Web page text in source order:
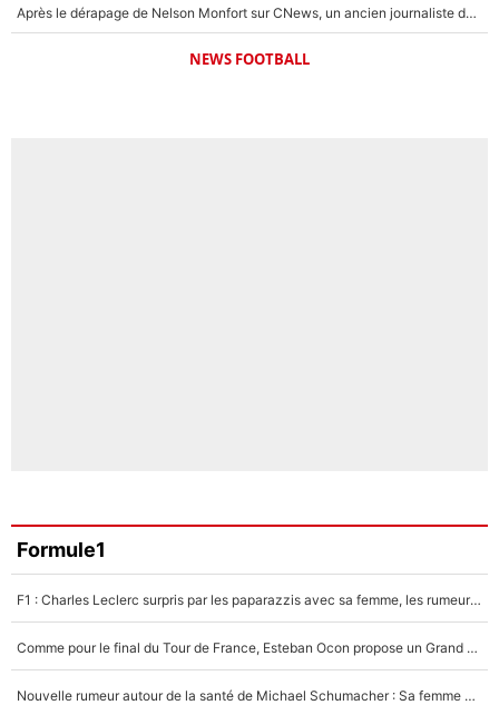
Après le dérapage de Nelson Monfort sur CNews, un ancien journaliste de France Télévisions relance la polémique sur les incendies en Gironde
NEWS FOOTBALL
Formule1
F1 : Charles Leclerc surpris par les paparazzis avec sa femme, les rumeurs étaient vraies !
Comme pour le final du Tour de France, Esteban Ocon propose un Grand Prix de Formule 1 à Paris : «Autour de l’Arc de Triomphe, ce serait génial» !
Nouvelle rumeur autour de la santé de Michael Schumacher : Sa femme Corinna sort du silence